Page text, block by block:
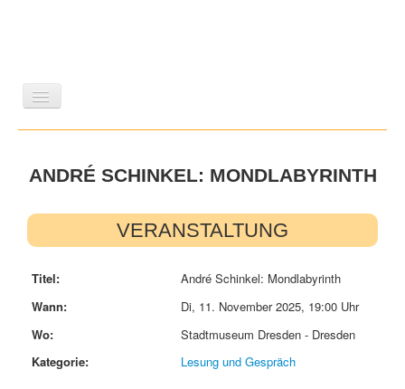
GESCHICHTE
WISSENSCHAFT
REIHEN
ANDRÉ SCHINKEL: MONDLABYRINTH
VERANSTALTUNG
Titel:
André Schinkel: Mondlabyrinth
Wann:
Di, 11. November 2025, 19:00 Uhr
Wo:
Stadtmuseum Dresden - Dresden
Kategorie:
Lesung und Gespräch